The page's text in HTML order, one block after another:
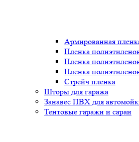
Армированная
Пленка
Пленка
Пленка
Стрейч пленка
Шторы для гаража
Занавес ПВХ для
Тентовые гаражи и сараи